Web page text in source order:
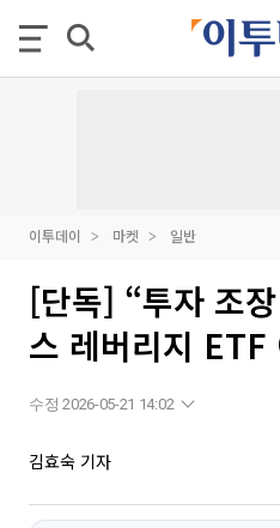
이투데이 마켓 일반
[단독] “투자 조
스 레버리지 ETF
수정 2026-05-21 14:02
김효숙 기자